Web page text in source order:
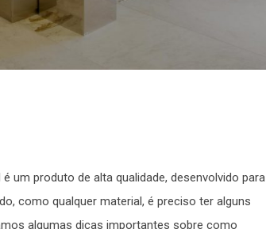
um produto de alta qualidade, desenvolvido para
como qualquer material, é preciso ter alguns
algumas dicas importantes sobre como